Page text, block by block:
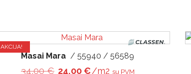
AKCIJA!
Masai Mara / 55940 / 56589
34,00€ Original price was: 34,00 €.
24,00€Current price is: 24,00 €.
/m2 su PVM